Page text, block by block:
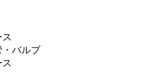
・バルブ